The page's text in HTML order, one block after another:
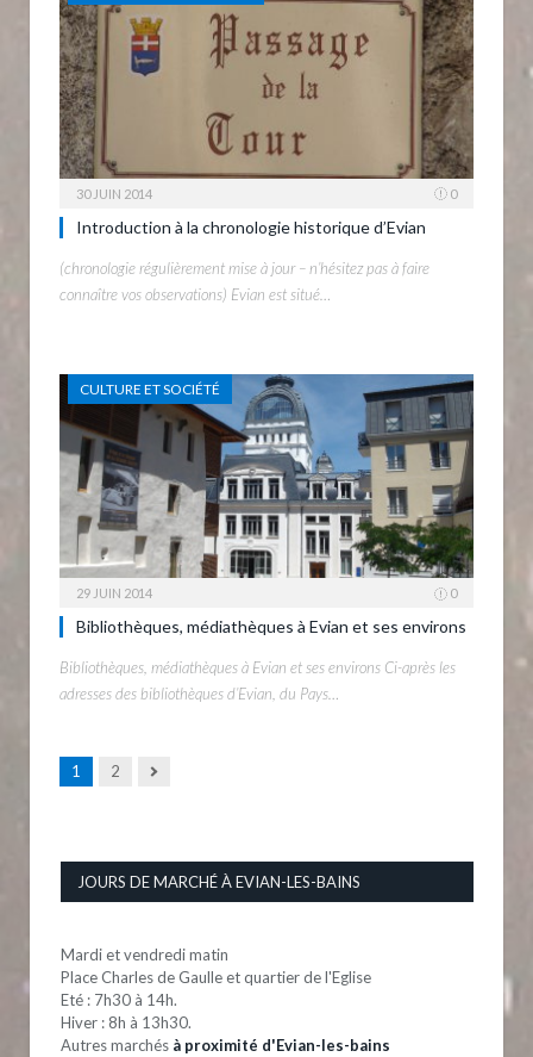
30 JUIN 2014 0
Introduction à la chronologie historique d’Evian
(chronologie régulièrement mise à jour – n’hésitez pas à faire
connaître vos observations) Evian est situé…
CULTURE ET SOCIÉTÉ
29 JUIN 2014 0
Bibliothèques, médiathèques à Evian et ses environs
Bibliothèques, médiathèques à Evian et ses environs Ci-après les
adresses des bibliothèques d’Evian, du Pays…
1 2 Next
JOURS DE MARCHÉ À EVIAN-LES-BAINS
Mardi et vendredi matin
Place Charles de Gaulle et quartier de l'Eglise
Eté : 7h30 à 14h.
Hiver : 8h à 13h30.
Autres marchés à proximité d'Evian-les-bains